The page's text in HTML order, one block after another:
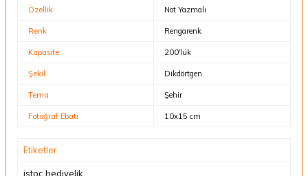
Özellik Not Yazmalı
Renk Rengarenk
Kapasite 200'lük
Şekil Dikdörtgen
Tema Şehir
Fotoğraf Ebatı 10x15 cm
Etiketler
istoç hediyelik